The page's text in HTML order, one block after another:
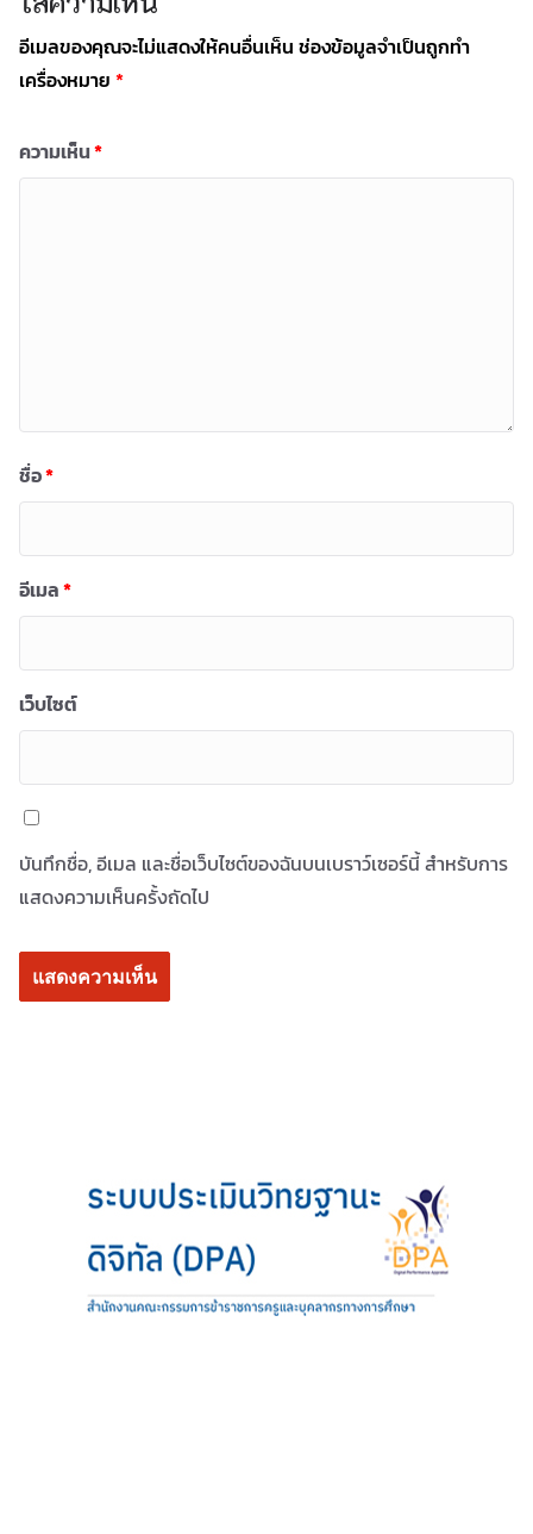
อีเมลของคุณจะไม่แสดงให้คนอื่นเห็น ช่องข้อมูลจำเป็นถูกทำ
เครื่องหมาย *
ความเห็น*
ชื่อ*
อีเมล*
เว็บไซต์
บันทึกชื่อ, อีเมล และชื่อเว็บไซต์ของฉันบนเบราว์เซอร์นี้ สำหรับการ
แสดงความเห็นครั้งถัดไป